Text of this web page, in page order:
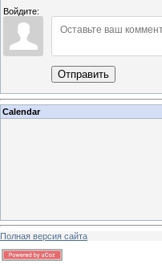
Войдите:
Отправить
Calendar
Полная версия сайта